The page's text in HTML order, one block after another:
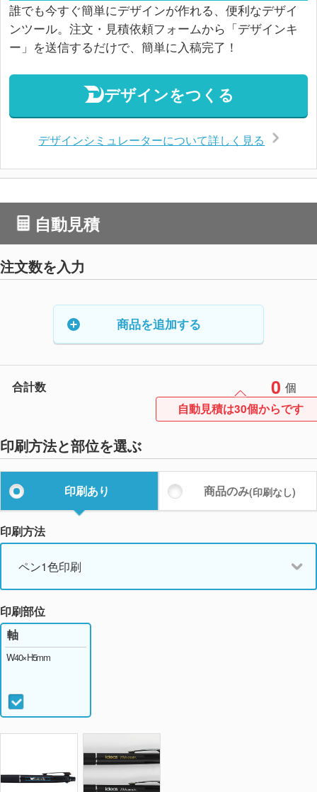
誰でも今すぐ簡単にデザインが作れる、便利なデザイ
ンツール。注文・見積依頼フォームから「デザインキ
ー」を送信するだけで、簡単に入稿完了！
デザインをつくる
デザインシミュレーターについて詳しく見る
自動見積
注文数を入力
商品を追加する
合計数 0 個
自動見積は30個からです
印刷方法と部位を選ぶ
印刷あり 商品のみ(印刷なし)
印刷方法
ペン1色印刷
印刷部位
軸
W40×H5mm